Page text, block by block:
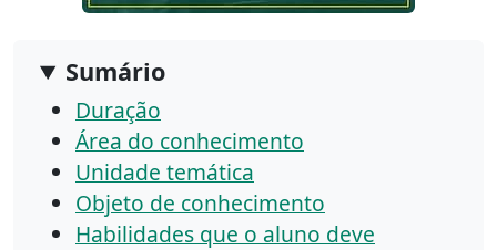
Sumário
Duração
Área do conhecimento
Unidade temática
Objeto de conhecimento
Habilidades que o aluno deve